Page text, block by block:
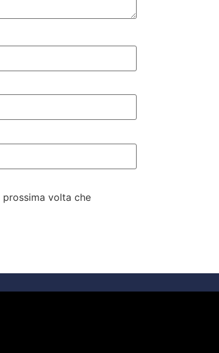
volta che